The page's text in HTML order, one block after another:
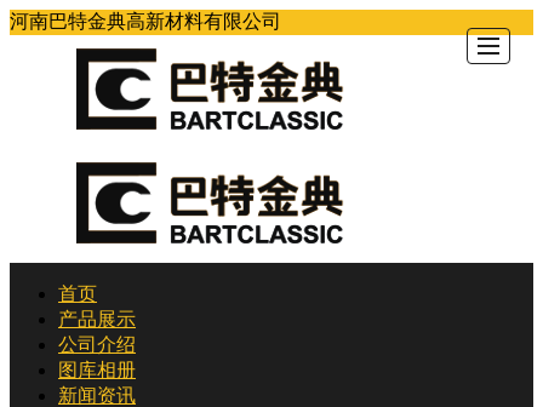
河南巴特金典高新材料有限公司
产品展示
公司介绍
首页
产品展示
公司介绍
图库相册
新闻资讯